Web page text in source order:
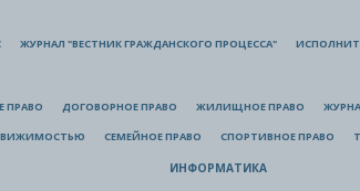
ЖУРНАЛ "ВЕСТНИК ГРАЖДАНСКОГО ПРОЦЕССА"
ПРАВО ДОГОВОРНОЕ ПРАВО ЖИЛИЩНОЕ ПРАВО
СЕМЕЙНОЕ ПРАВО СПОРТИВНОЕ ПРАВО
ИНФОРМАТИКА